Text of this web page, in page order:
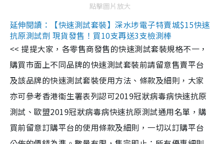
點擊圖片放大
延伸閱讀：【快速測試套裝】深水埗電子特賣城$15快速
抗原測試劑 現貨發售！買10支再送3支檢測棒
<< 提提大家，各零售商發售的快速測試套裝規格不一，
購買市面上不同品牌的快速測試套裝前請留意售賣平台
及該品牌的快速測試套裝使用方法、條款及細則，大家
亦可參考香港衞生署表列認可2019冠狀病毒病快速抗原
測試、歐盟2019冠狀病毒病快速抗原測試通用名單，購
買前留意訂購平台的使用條款及細則，一切以訂購平台